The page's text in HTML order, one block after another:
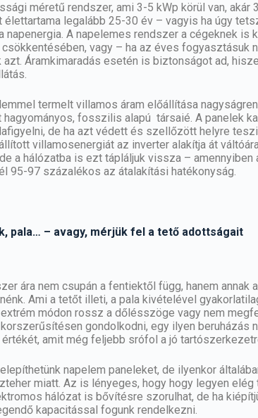
méretű rendszer, ami 3-5 kWp körül van,
élettartama legalább 25-30 év – vagyis ha úgy
napenergia. A napelemes rendszer a cégeknek
vagy – ha az éves fogyasztásuk
Áramkimaradás esetén is biztonságot ad,
termelt villamos áram előállítása
hagyományos, fosszilis alapú társaié. A panelek
de ha azt védett és szellőzött helyre
villamosenergiát az inverter alakítja át
a hálózatba is ezt tápláljuk vissza –
95-97 százalékos az átalakítási hatékonyság.
pala… – avagy, mérjük fel a tető adottságait
ára nem csupán a fentiektől függ, hanem
Ami a tetőt illeti, a pala kivételével
extrém módon rossz a dőlésszöge vagy nem
gondolkodni, egy ilyen beruházás
amit még feljebb srófol a jó
napelem paneleket, de ilyenkor
miatt. Az is lényeges, hogy hogy legyen
hálózat is bővítésre szorulhat, de ha
kapacitással fogunk rendelkezni.